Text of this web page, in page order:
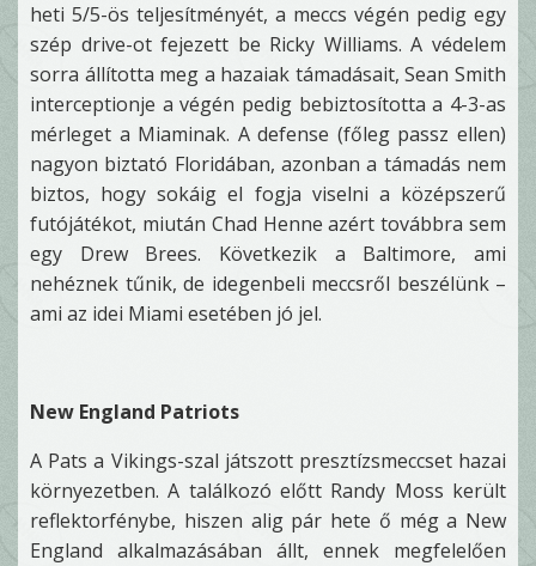
heti 5/5-ös teljesítményét, a meccs végén pedig egy
szép drive-ot fejezett be Ricky Williams. A védelem
sorra állította meg a hazaiak támadásait, Sean Smith
interceptionje a végén pedig bebiztosította a 4-3-as
mérleget a Miaminak. A defense (főleg passz ellen)
nagyon biztató Floridában, azonban a támadás nem
biztos, hogy sokáig el fogja viselni a középszerű
futójátékot, miután Chad Henne azért továbbra sem
egy Drew Brees. Következik a Baltimore, ami
nehéznek tűnik, de idegenbeli meccsről beszélünk –
ami az idei Miami esetében jó jel.
New England Patriots
A Pats a Vikings-szal játszott presztízsmeccset hazai
környezetben. A találkozó előtt Randy Moss került
reflektorfénybe, hiszen alig pár hete ő még a New
England alkalmazásában állt, ennek megfelelően